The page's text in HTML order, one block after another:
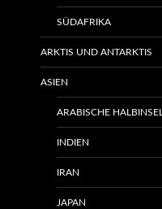
SÜDAFRIKA
ARKTIS UND ANTARKTIS
ASIEN
ARABISCHE HALBINSEL
INDIEN
IRAN
JAPAN